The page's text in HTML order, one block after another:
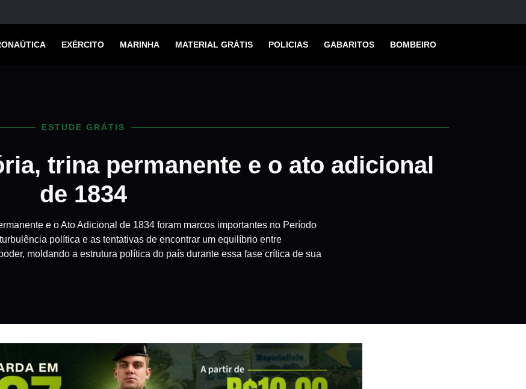
EXÉRCITO MARINHA MATERIAL GRÁTIS POLICIAS GABARITOS BOMBEIRO
ESTUDE GRÁTIS
trina permanente e o ato adicional
de 1834
e o Ato Adicional de 1834 foram marcos importantes no Período
política e as tentativas de encontrar um equilíbrio entre
moldando a estrutura política do país durante essa fase crítica de sua